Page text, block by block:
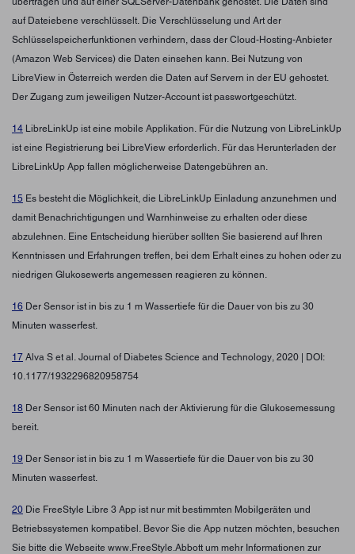
auf Dateiebene verschlüsselt. Die Verschlüsselung und Art der
Schlüsselspeicherfunktionen verhindern, dass der Cloud-Hosting-Anbieter
(Amazon Web Services) die Daten einsehen kann. Bei Nutzung von
LibreView in Österreich werden die Daten auf Servern in der EU gehostet.
Der Zugang zum jeweiligen Nutzer-Account ist passwortgeschützt.
14 LibreLinkUp ist eine mobile Applikation. Für die Nutzung von LibreLinkUp
ist eine Registrierung bei LibreView erforderlich. Für das Herunterladen der
LibreLinkUp App fallen möglicherweise Datengebühren an.
15 Es besteht die Möglichkeit, die LibreLinkUp Einladung anzunehmen und
damit Benachrichtigungen und Warnhinweise zu erhalten oder diese
abzulehnen. Eine Entscheidung hierüber sollten Sie basierend auf Ihren
Kenntnissen und Erfahrungen treffen, bei dem Erhalt eines zu hohen oder zu
niedrigen Glukosewerts angemessen reagieren zu können.
16 Der Sensor ist in bis zu 1 m Wassertiefe für die Dauer von bis zu 30
Minuten wasserfest.
17 Alva S et al. Journal of Diabetes Science and Technology, 2020 | DOI:
10.1177/1932296820958754
18 Der Sensor ist 60 Minuten nach der Aktivierung für die Glukosemessung
bereit.
19 Der Sensor ist in bis zu 1 m Wassertiefe für die Dauer von bis zu 30
Minuten wasserfest.
20 Die FreeStyle Libre 3 App ist nur mit bestimmten Mobilgeräten und
Betriebssystemen kompatibel. Bevor Sie die App nutzen möchten, besuchen
Sie bitte die Webseite www.FreeStyle.Abbott um mehr Informationen zur